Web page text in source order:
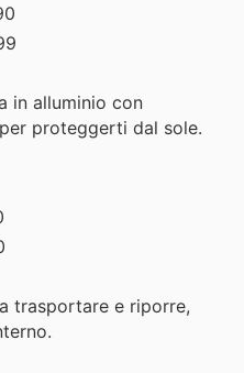
in alluminio con
proteggerti dal sole.
trasportare e riporre,